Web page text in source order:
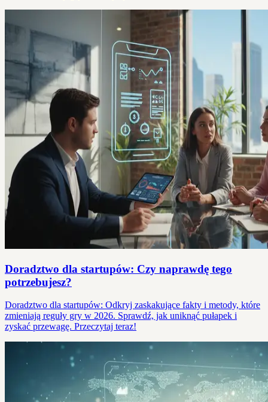
Doradztwo dla startupów: Czy naprawdę tego
potrzebujesz?
Doradztwo dla startupów: Odkryj zaskakujące fakty i metody, które
zmieniają reguły gry w 2026. Sprawdź, jak uniknąć pułapek i
zyskać przewagę. Przeczytaj teraz!